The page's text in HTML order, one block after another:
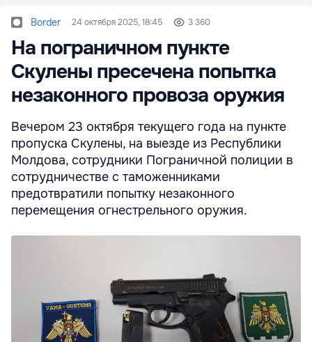
Border 24 октября 2025, 18:45 3 360
На пограничном пункте
Скулены пресечена попытка
незаконного провоза оружия
Вечером 23 октября текущего года на пункте
пропуска Скулены, на выезде из Республики
Молдова, сотрудники Пограничной полиции в
сотрудничестве с таможенниками
предотвратили попытку незаконного
перемещения огнестрельного оружия.